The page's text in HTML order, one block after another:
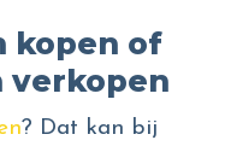
kopen of
verkopen
? Dat kan bij